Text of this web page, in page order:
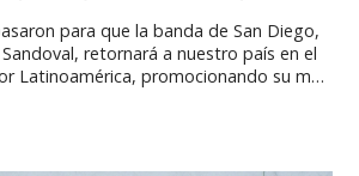
para que la banda de San Diego,
retornará a nuestro país en el
Latinoamérica, promocionando su más
epicentro de una noche cargada de Nu